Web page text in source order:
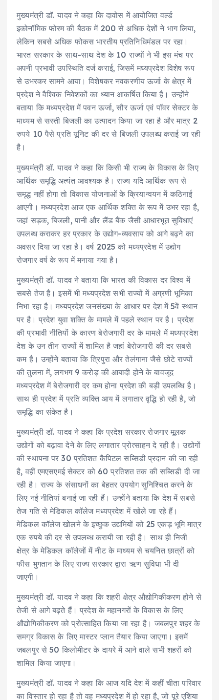
मुख्यमंत्री डॉ. यादव ने कहा कि दावोस में आयोजित वर्ल्ड
इकोनॉमिक फोरम की बैठक में 200 से अधिक देशों ने भाग लिया,
लेकिन सबसे अधिक फोकस भारतीय प्रतिनिधिमंडल पर रहा।
भारत सरकार के साथ-साथ देश के 10 राज्यों ने भी इस मंच पर
अपनी प्रभावी उपस्थिति दर्ज कराई, जिसमें मध्यप्रदेश विशेष रूप
से उभरकर सामने आया। विशेषकर नवकरणीय ऊर्जा के क्षेत्र में
प्रदेश ने वैश्विक निवेशकों का ध्यान आकर्षित किया है। उन्होंने
बताया कि मध्यप्रदेश में पवन ऊर्जा, सौर ऊर्जा एवं पॉवर सेक्टर के
माध्यम से सस्ती बिजली का उत्पादन किया जा रहा है और मात्र 2
रुपये 10 पैसे प्रति यूनिट की दर से बिजली उपलब्ध कराई जा रही
है।
मुख्यमंत्री डॉ. यादव ने कहा कि किसी भी राज्य के विकास के लिए
आर्थिक समृद्धि अत्यंत आवश्यक है। राज्य यदि आर्थिक रूप से
समृद्ध नहीं होगा तो विकास योजनाओं के क्रियान्वयन में कठिनाई
आएगी। मध्यप्रदेश आज एक आर्थिक शक्ति के रूप में उभर रहा है,
जहां सड़क, बिजली, पानी और लैंड बैंक जैसी आधारभूत सुविधाएं
उपलब्ध कराकर हर प्रकार के उद्योग-व्यवसाय को आगे बढ़ने का
अवसर दिया जा रहा है। वर्ष 2025 को मध्यप्रदेश में उद्योग
रोजगार वर्ष के रूप में मनाया गया है।
मुख्यमंत्री डॉ. यादव ने बताया कि भारत की विकास दर विश्व में
सबसे तेज है। इसमें भी मध्यप्रदेश सभी राज्यों में अग्रणी भूमिका
निभा रहा है। मध्यप्रदेश जनसंख्या के आधार पर देश में 5वें स्थान
पर है। प्रदेश युवा शक्ति के मामले में पहले स्थान पर है। प्रदेश
की प्रभावी नीतियों के कारण बेरोजगारी दर के मामले में मध्यप्रदेश
देश के उन तीन राज्यों में शामिल है जहां बेरोजगारी की दर सबसे
कम है। उन्होंने बताया कि त्रिपुरा और तेलंगाना जैसे छोटे राज्यों
की तुलना में, लगभग 9 करोड़ की आबादी होने के बावजूद
मध्यप्रदेश में बेरोजगारी दर कम होना प्रदेश की बड़ी उपलब्धि है।
साथ ही प्रदेश में प्रति व्यक्ति आय में लगातार वृद्धि हो रही है, जो
समृद्धि का संकेत है।
मुख्यमंत्री डॉ. यादव ने कहा कि प्रदेश सरकार रोजगार मूलक
उद्योगों को बढ़ावा देने के लिए लगातार प्रोत्साहन दे रही है। उद्योगों
की स्थापना पर 30 प्रतिशत कैपिटल सब्सिडी प्रदान की जा रही
है, वहीं एमएसएमई सेक्टर को 60 प्रतिशत तक की सब्सिडी दी जा
रही है। राज्य के संसाधनों का बेहतर उपयोग सुनिश्चित करने के
लिए नई नीतियां बनाई जा रही हैं। उन्होंने बताया कि देश में सबसे
तेज गति से मेडिकल कॉलेज मध्यप्रदेश में खोले जा रहे हैं।
मेडिकल कॉलेज खोलने के इच्छुक उद्यमियों को 25 एकड़ भूमि मात्र
एक रुपये की दर से उपलब्ध करायी जा रही है। साथ ही निजी
क्षेत्र के मेडिकल कॉलेजों में नीट के माध्यम से चयनित छात्रों को
फीस भुगतान के लिए राज्य सरकार द्वारा ऋण सुविधा भी दी
जाएगी।
मुख्यमंत्री डॉ. यादव ने कहा कि शहरी क्षेत्र औद्योगिकीकरण होने से
तेजी से आगे बढ़ते हैं। प्रदेश के महानगरों के विकास के लिए
औद्योगिकीकरण को प्रोत्साहित किया जा रहा है। जबलपुर शहर के
समग्र विकास के लिए मास्टर प्लान तैयार किया जाएगा। इसमें
जबलपुर से 50 किलोमीटर के दायरे में आने वाले सभी शहरों को
शामिल किया जाएगा।
मुख्यमंत्री डॉ. यादव ने कहा कि आज यदि देश में कहीं चीता परिवार
का विस्तार हो रहा है तो वह मध्यप्रदेश में हो रहा है, जो पूरे एशिया